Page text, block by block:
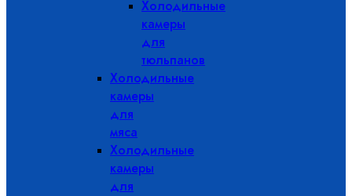
Холодильные
камеры
для
тюльпанов
Холодильные
камеры
для
мяса
Холодильные
камеры
для